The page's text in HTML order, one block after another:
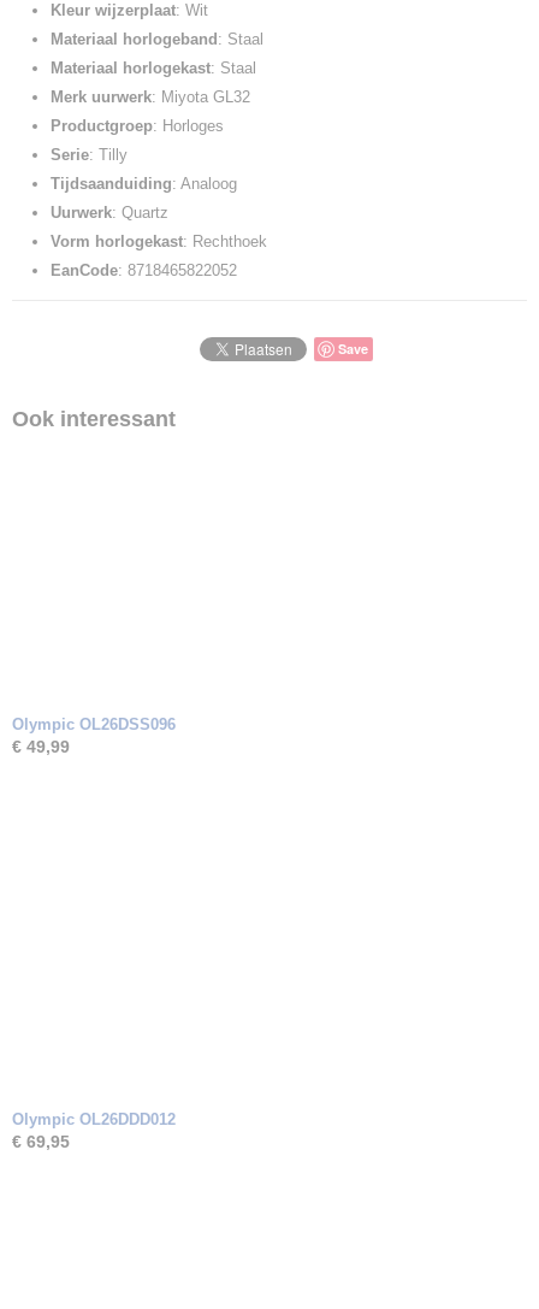
Kleur wijzerplaat: Wit
Materiaal horlogeband : Staal
Materiaal horlogekast: Staal
Merk uurwerk: Miyota GL32
Productgroep: Horloges
Serie: Tilly
Tijdsaanduiding: Analoog
Uurwerk: Quartz
Vorm horlogekast: Rechthoek
EanCode: 8718465822052
Save
Ook interessant
Olympic OL26DSS096
€ 49,99
Olympic OL26DDD012
€ 69,95